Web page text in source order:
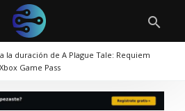
la duración de A Plague Tale: Requiem
Game Pass